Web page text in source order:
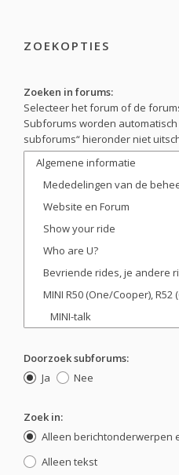
ZOEKOPTIES
Zoeken in forums:
Selecteer het forum of de
Subforums worden
subforums“ hieronder niet
Doorzoek subforums:
Ja
Nee
Zoek in:
Alleen berichtonderwerpen
Alleen tekst